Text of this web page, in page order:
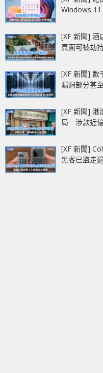
Windows
[XF 新聞] 酒
頁面可被劫
[XF 新聞]
漏洞部分甚
[XF 新聞] 港
局 涉款近
[XF 新聞]
黑客已盜走